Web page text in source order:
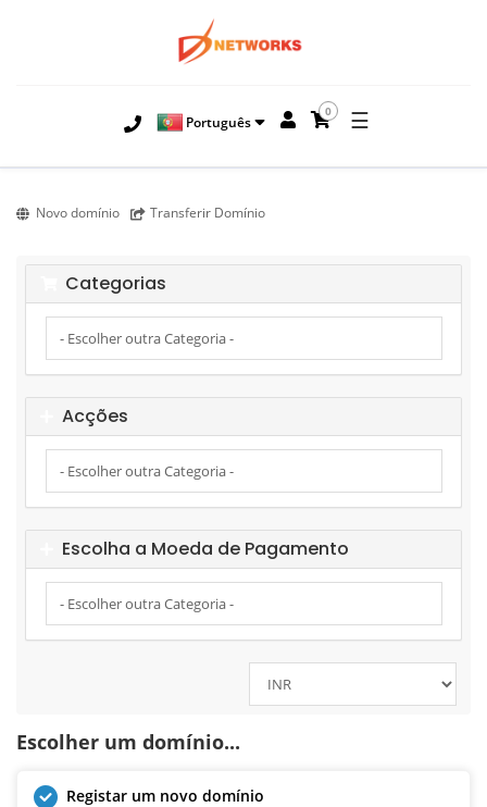
Português
0 ☰
Novo domínio Transferir Domínio
Categorias
Acções
Escolha a Moeda de Pagamento
Escolher um domínio...
Registar um novo domínio